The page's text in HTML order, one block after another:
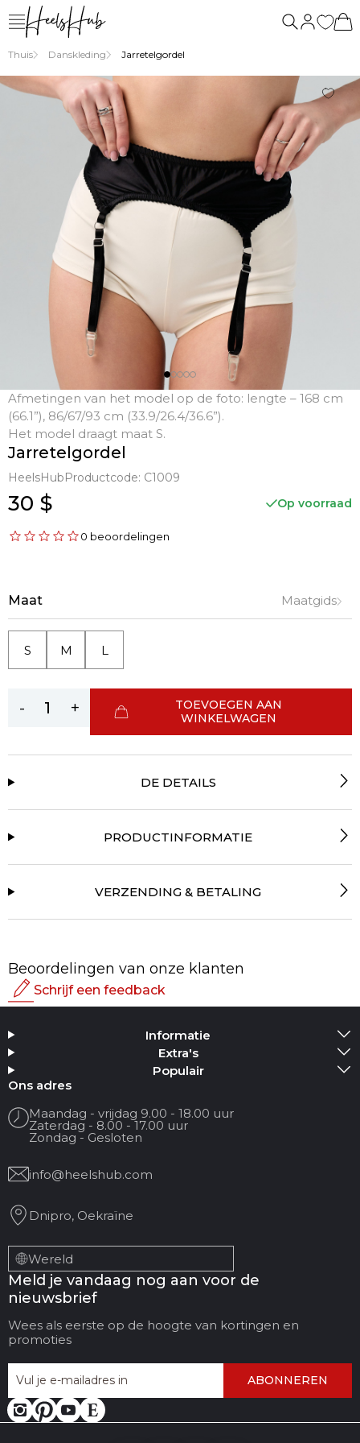
Thuis Danskleding Jarretelgordel
Afmetingen van het model op de foto: lengte – 168 cm
(66.1”), 86/67/93 cm (33.9/26.4/36.6”).
Het model draagt maat S.
Jarretelgordel
HeelsHubProductcode: C1009
30 $ Op voorraad
0 beoordelingen
Maat Maatgids
S M L
- +
TOEVOEGEN AAN
WINKELWAGEN
DE DETAILS
PRODUCTINFORMATIE
VERZENDING & BETALING
Beoordelingen van onze klanten
Schrijf een feedback
Media toevoegen
Jouw naam
Je e-mailadres
Reviewtitel
Jouw feedback:
LAAT FEEDBACK
ACHTER
ANNULEER
BEOORDELING
Informatie
Extra's
Populair
Ons adres
Maandag - vrijdag 9.00 - 18.00 uur
Zaterdag - 8.00 - 17.00 uur
Zondag - Gesloten
info@heelshub.com
Dnipro, Oekraïne
Wereld
Meld je vandaag nog aan voor de
nieuwsbrief
Wees als eerste op de hoogte van kortingen en
promoties
ABONNEREN